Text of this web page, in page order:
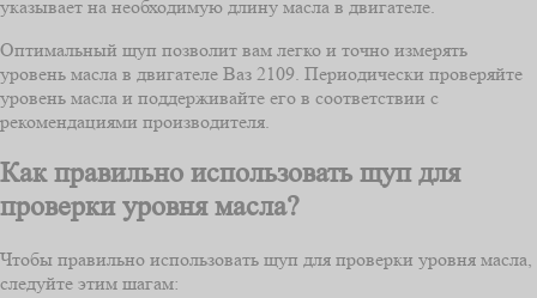
указывает на необходимую длину масла в двигателе.
Оптимальный щуп позволит вам легко и точно измерять
уровень масла в двигателе Ваз 2109. Периодически проверяйте
уровень масла и поддерживайте его в соответствии с
рекомендациями производителя.
Как правильно использовать щуп для
проверки уровня масла?
Чтобы правильно использовать щуп для проверки уровня масла,
следуйте этим шагам: